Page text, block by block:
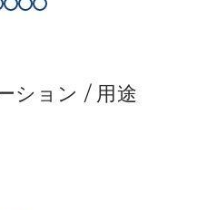
ション / 用途